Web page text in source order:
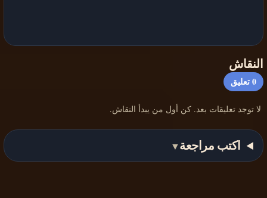
النقاش
0تعليق
لا توجد تعليقات بعد. كن أول من يبدأ النقاش.
اكتب مراجعة▼